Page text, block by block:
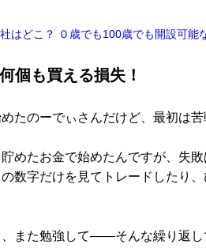
はどこ？ ０歳でも100歳でも開設可能
個も買える損失！
たのーでぃさんだけど、最初は苦
めたお金で始めたんですが、失
数字だけを見てトレードしたり
また勉強して――そんな繰り返し